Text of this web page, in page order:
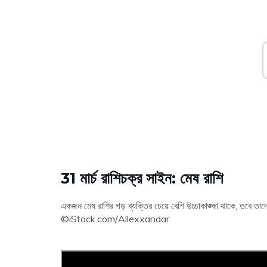
31 মার্চ রাশিচক্র সাইন: মেষ রাশি
একজন মেষ রাশির গড় ব্যক্তির চেয়ে বেশি উচ্চাকাঙ্ক্ষা থাকে, তবে
©iStock.com/Allexxandar